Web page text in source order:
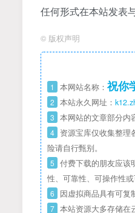
任何形式在本站发表
© 版权声明
1 本网站名称： 祝你
2 本站永久网址：
3 本网站的文章部分内
4 资源宝库仅收集整理
险请自行甄别。
5 付费下载的朋友应该
性、可靠性、可操作性
6 因虚拟商品具有可复
7 本站资源大多存储在